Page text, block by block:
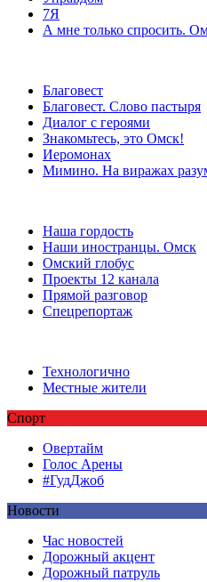
7Я
А мне только спросить.
Благовест
Благовест. Слово пастыря
Диалог с героями
Знакомьтесь, это Омск!
Иеромонах
Мимино. На виражах
Наша гордость
Наши иностранцы. Омск
Омский глобус
Проекты 12 канала
Прямой разговор
Спецрепортаж
Технологично
Местные жители
Спорт
Овертайм
Голос Арены
#ГудДжоб
Новости
Час новостей
Дорожный акцент
Дорожный патруль